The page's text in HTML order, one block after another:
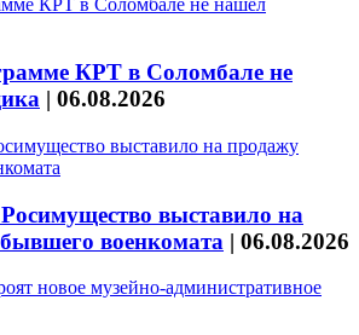
КРТ в Соломбале не
| 06.08.2026
выставило на
военкомата | 06.08.2026